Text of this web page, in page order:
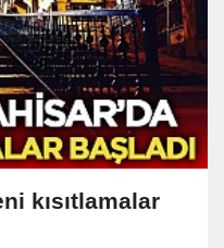
kısıtlamalar